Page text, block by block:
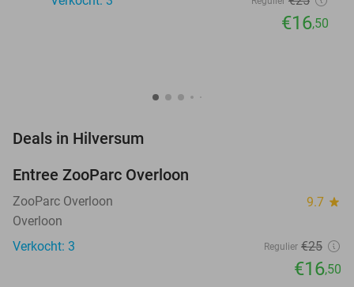
€16,50
Deals in Hilversum
TODAY
Entree ZooParc Overloon
ZooParc Overloon 9.7 star
Overloon
Verkocht: 3
Regulier €25
€16,50